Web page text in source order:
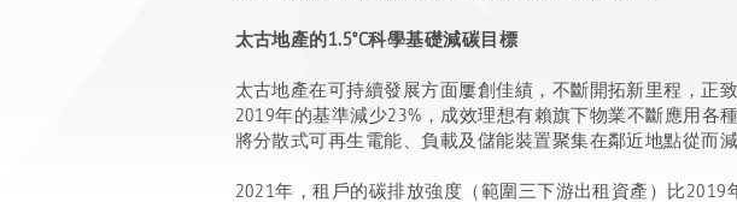
太古地產的1.5°C科學基礎減碳目標
太古地產在可持續發展方面屢創佳績，不斷開拓新里程，正
2019年的基準減少23%，成效理想有賴旗下物業不斷應用
將分散式可再生電能、負載及儲能裝置聚集在鄰近地點從而
2021年，租戶的碳排放強度（範圍三下游出租資產）比